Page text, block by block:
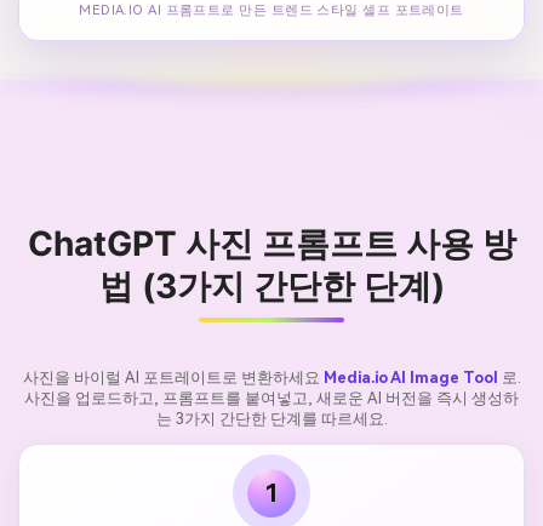
MEDIA.IO AI 프롬프트로 만든 트렌드 스타일 셀프 포트레이트
ChatGPT 사진 프롬프트 사용 방
법 (3가지 간단한 단계)
사진을 바이럴 AI 포트레이트로 변환하세요 Media.io AI Image Tool 로.
사진을 업로드하고, 프롬프트를 붙여넣고, 새로운 AI 버전을 즉시 생성하
는 3가지 간단한 단계를 따르세요.
1